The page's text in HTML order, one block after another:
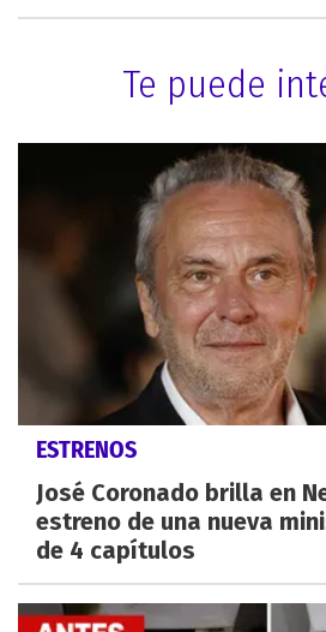
Te puede
ESTRENOS
José Coronado brilla en
estreno de una nueva
de 4 capítulos